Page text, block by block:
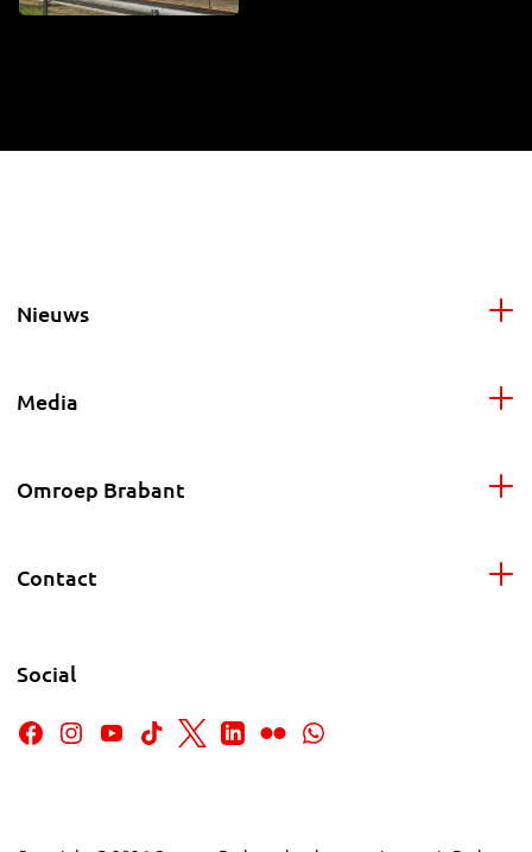
Nieuws
Media
Omroep Brabant
Contact
Social